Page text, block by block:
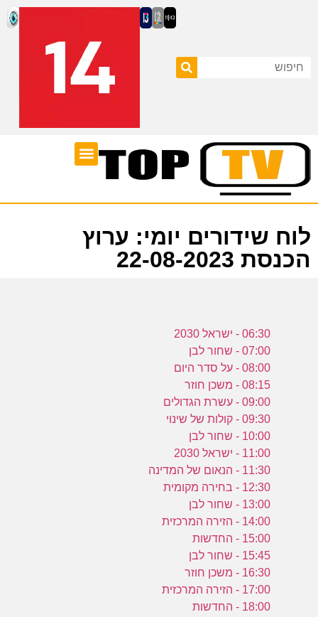
לוח שידורים יומי: ערוץ
הכנסת 22-08-2023
06:30 - ישראל 2030
07:00 - שחור לבן
08:00 - על סדר היום
08:15 - משכן חוזר
09:00 - עשרת הגדולים
09:30 - קולות של שינוי
10:00 - שחור לבן
11:00 - ישראל 2030
11:30 - הנאום של המדינה
12:30 - בחירה מקומית
13:00 - שחור לבן
14:00 - הזירה המרכזית
15:00 - החדשות
15:45 - שחור לבן
16:30 - משכן חוזר
17:00 - הזירה המרכזית
18:00 - החדשות